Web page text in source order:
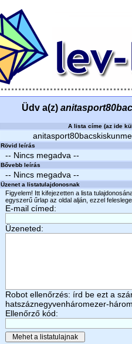
Üdv a(z)
A lista címe (az ide
Rövid leírás
-- Nincs megadva --
Bővebb leírás
-- Nincs megadva --
Üzenet a listatulajdonosnak
Figyelem! Itt kifejezetten a lista
egyszerű űrlap az oldal alján, ezzel
E-mail címed:
Üzeneted:
Robot ellenőrzés: írd be ezt a
hatszáznegyvenháromezer-
Ellenőrző kód: